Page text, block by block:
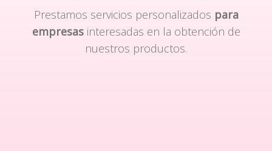
Prestamos servicios personalizados para
empresasinteresadas en la obtención de
nuestros productos.